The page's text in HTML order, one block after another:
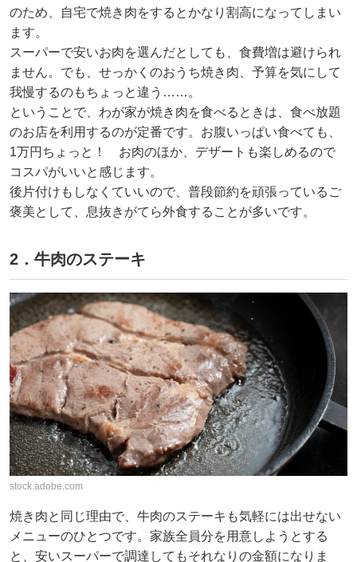
のため、自宅で焼き肉をするとかなり割高になってしまい
ます。
スーパーで安いお肉を選んだとしても、食費増は避けられ
ません。でも、せっかくのおうち焼き肉、予算を気にして
我慢するのもちょっと違う……。
ということで、わが家が焼き肉を食べるときは、食べ放題
のお店を利用するのが定番です。お腹いっぱい食べても、
1万円ちょっと！ お肉のほか、デザートも楽しめるので
コスパがいいと感じます。
後片付けもしなくていいので、普段節約を頑張っているご
褒美として、息抜きがてら外食することが多いです。
2．牛肉のステーキ
stock.adobe.com
焼き肉と同じ理由で、牛肉のステーキも気軽には出せない
メニューのひとつです。家族全員分を用意しようとする
と、安いスーパーで調達してもそれなりの金額になりま